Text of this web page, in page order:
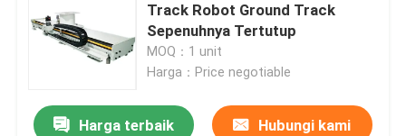
Track Robot Ground Track
Sepenuhnya Tertutup
MOQ：1 unit
Harga：Price negotiable
Harga terbaik Hubungi kami